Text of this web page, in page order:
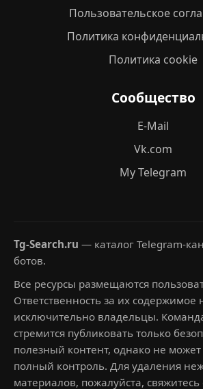
Пользовательское
Политика
Политика cookie
Сообщество
E-Mail
Vk.com
My Telegram
Tg-Search.ru — каталог Telegram-
ботов.
Все ресурсы размещаются
Ответственность за их содержимое
исключительно владельцы.
стремится публиковать только
полезный контент, однако не
полный контроль. Для удаления
материалов, пожалуйста,